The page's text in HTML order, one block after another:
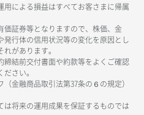
用による損益はすべてお客さまに帰属
価証券等となりますので、株価、金
発行体の信用状況等の変化を原因とし
があります。
締結前交付書面や約款等をよくご確認
さい。
金融商品取引法第37条の６の規定）
は将来の運用成果を保証するものでは